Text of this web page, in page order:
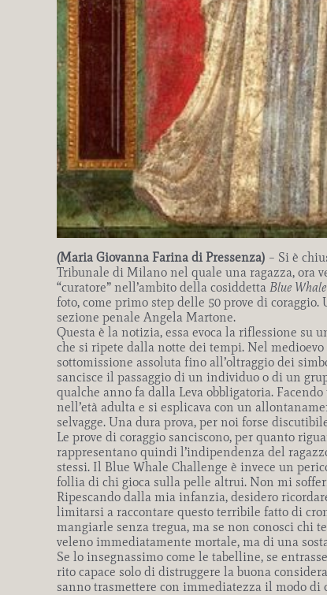
(Maria Giovanna Farina di Pressenza) – Si è
Tribunale di Milano nel quale una ragazza, ora
“curatore” nell’ambito della cosiddetta Blue
foto, come primo step delle 50 prove di
sezione penale Angela Martone.
Questa è la notizia, essa evoca la riflessione su
che si ripete dalla notte dei tempi. Nel
sottomissione assoluta fino all’oltraggio dei
sancisce il passaggio di un individuo o di un
qualche anno fa dalla Leva obbligatoria.
nell’età adulta e si esplicava con un
selvagge. Una dura prova, per noi forse
Le prove di coraggio sanciscono, per quanto
rappresentano quindi l’indipendenza del
stessi. Il Blue Whale Challenge è invece un
follia di chi gioca sulla pelle altrui. Non mi
Ripescando dalla mia infanzia, desidero
limitarsi a raccontare questo terribile fatto di
mangiarle senza tregua, ma se non conosci chi
veleno immediatamente mortale, ma di una
Se lo insegnassimo come le tabelline, se
rito capace solo di distruggere la buona
sanno trasmettere con immediatezza il modo di